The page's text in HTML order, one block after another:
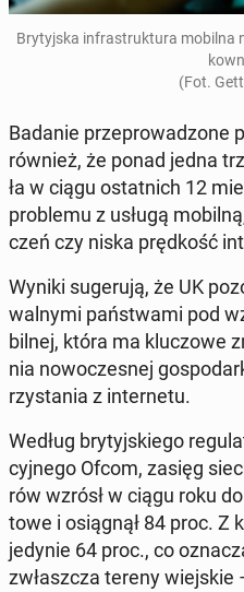
Bry­tyj­ska in­fra­struk­tu­ra mobilna
(Fot.
Badanie prze­pro­wa­dzo­ne
również, że ponad jedna
ła w ciągu ostat­nich 12
pro­ble­mu z usługą
czeń czy niska pręd­kość
Wyniki su­ge­ru­ją, że UK
wal­ny­mi pań­stwa­mi pod
bil­nej, która ma klu­czo­we
nia no­wo­cze­snej
rzy­sta­nia z in­ter­ne­tu.
Według bry­tyj­skie­go
cyj­ne­go Ofcom, zasięg
rów wzrósł w ciągu roku
to­we i osią­gnął 84 proc. Z
jedynie 64 proc., co
zwłasz­cza tereny